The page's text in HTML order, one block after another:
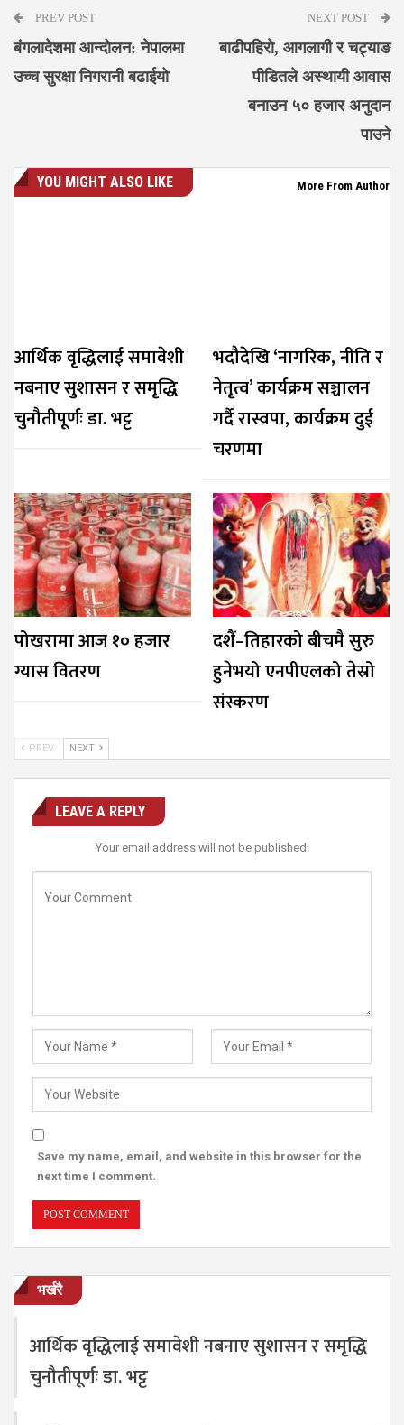
PREV POST
बंगलादेशमा आन्दोलन: नेपालमा
उच्च सुरक्षा निगरानी बढाईयो
NEXT POST
बाढीपहिरो, आगलागी र चट्याङ
पीडितले अस्थायी आवास
बनाउन ५० हजार अनुदान
पाउने
YOU MIGHT ALSO LIKE More From Author
आर्थिक वृद्धिलाई समावेशी
नबनाए सुशासन र समृद्धि
चुनौतीपूर्णः डा. भट्ट
भदौदेखि ‘नागरिक, नीति र
नेतृत्व’ कार्यक्रम सञ्चालन
गर्दै रास्वपा, कार्यक्रम दुई
चरणमा
पोखरामा आज १० हजार
ग्यास वितरण
दशैं–तिहारको बीचमै सुरु
हुनेभयो एनपीएलको तेस्रो
संस्करण
PREV NEXT
LEAVE A REPLY
Your email address will not be published.
Save my name, email, and website in this browser for the
next time I comment.
भर्खरै
आर्थिक वृद्धिलाई समावेशी नबनाए सुशासन र समृद्धि
चुनौतीपूर्णः डा. भट्ट